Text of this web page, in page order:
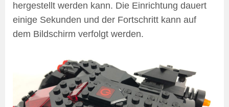
hergestellt werden kann. Die Einrichtung dauert
einige Sekunden und der Fortschritt kann auf
dem Bildschirm verfolgt werden.